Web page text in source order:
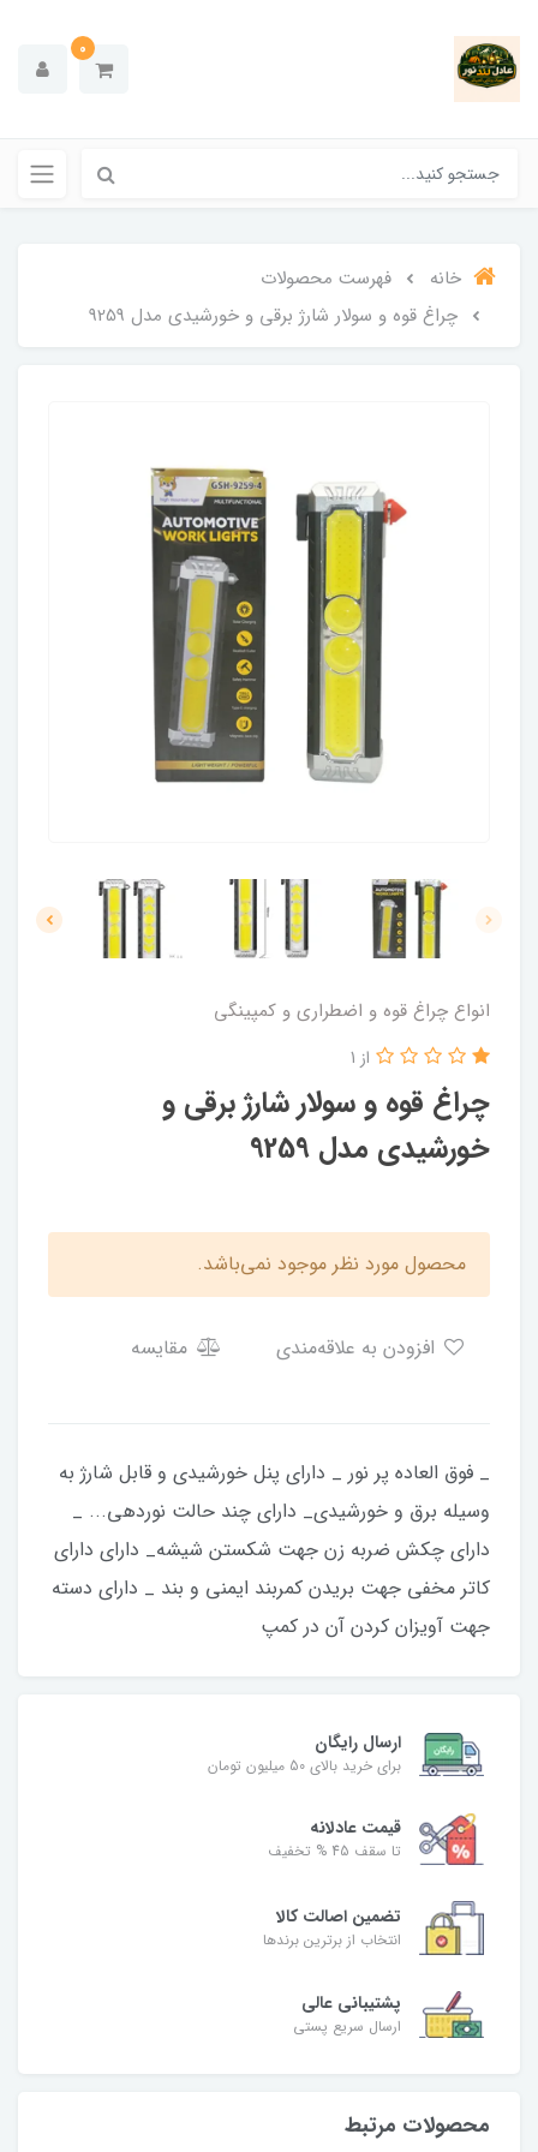
0
خانه
فهرست محصولات
چراغ قوه و سولار شارژ برقی و خورشیدی مدل 9259
انواع چراغ قوه و اضطراری و کمپینگی
چراغ قوه و سولار شارژ برقی و
خورشیدی مدل 9259
از 1
محصول مورد نظر موجود نمی‌باشد.
مقایسه
​​​​_ فوق العاده پر نور _ دارای پنل خورشیدی و قابل شارژ به
وسیله برق و خورشیدی_ دارای چند حالت نوردهی... _
دارای چکش ضربه زن جهت شکستن شیشه_ دارای دارای
کاتر مخفی جهت بریدن کمربند ایمنی و بند _ دارای دسته
جهت آویزان کردن آن در کمپ
ارسال رایگان
برای خرید بالای 50 میلیون تومان
قیمت عادلانه
تا سقف 45 % تخفیف
تضمین اصالت کالا
انتخاب از برترین برندها
پشتیبانی عالی
ارسال سریع پستی
محصولات مرتبط